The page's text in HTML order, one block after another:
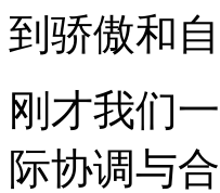
到骄傲和自
刚才我们
际协调与